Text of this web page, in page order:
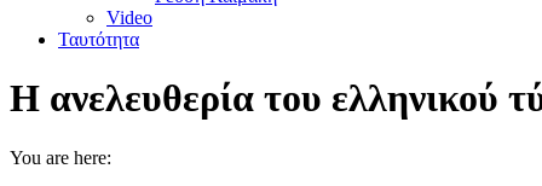
Video
Ταυτότητα
Η ανελευθερία του ελληνικού
You are here: